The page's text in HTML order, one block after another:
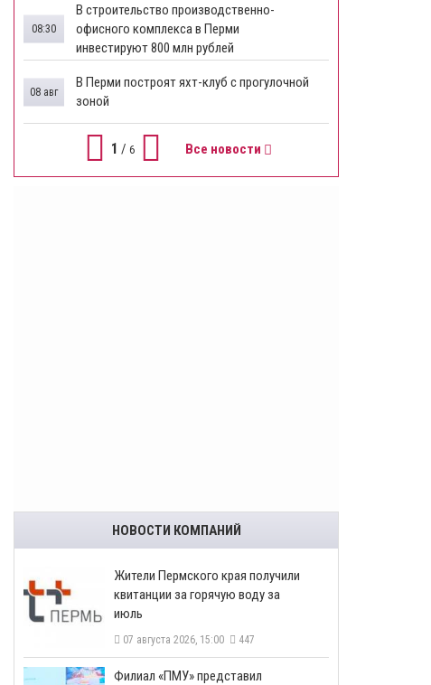
​В строительство производственно-
офисного комплекса в Перми
инвестируют 800 млн рублей
08:30
В Перми построят яхт-клуб с прогулочной
зоной
08 авг
1 / 6 Все новости
НОВОСТИ КОМПАНИЙ
​Жители Пермского края получили
квитанции за горячую воду за
июль
07 августа 2026, 15:00 447
​Филиал «ПМУ» представил